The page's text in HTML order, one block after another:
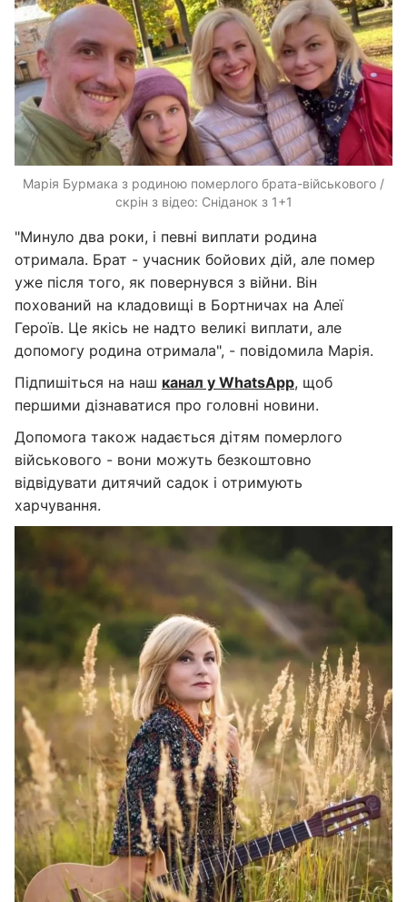
Марія Бурмака з родиною померлого брата-військового /
скрін з відео: Сніданок з 1+1
"Минуло два роки, і певні виплати родина
отримала. Брат - учасник бойових дій, але помер
уже після того, як повернувся з війни. Він
похований на кладовищі в Бортничах на Алеї
Героїв. Це якісь не надто великі виплати, але
допомогу родина отримала", - повідомила Марія.
Підпишіться на наш канал у WhatsApp, щоб
першими дізнаватися про головні новини.
Допомога також надається дітям померлого
військового - вони можуть безкоштовно
відвідувати дитячий садок і отримують
харчування.